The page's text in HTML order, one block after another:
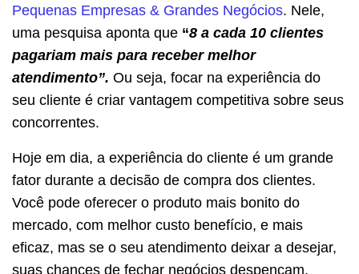
Pequenas Empresas & Grandes Negócios. Nele,
uma pesquisa aponta que “8 a cada 10 clientes
pagariam mais para receber melhor
atendimento”. Ou seja, focar na experiência do
seu cliente é criar vantagem competitiva sobre seus
concorrentes.
Hoje em dia, a experiência do cliente é um grande
fator durante a decisão de compra dos clientes.
Você pode oferecer o produto mais bonito do
mercado, com melhor custo benefício, e mais
eficaz, mas se o seu atendimento deixar a desejar,
suas chances de fechar negócios despencam.